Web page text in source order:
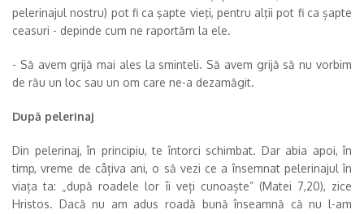
pelerinajul nostru) pot fi ca şapte vieţi, pentru alţii pot fi ca șapte
ceasuri - depinde cum ne raportăm la ele.
- Să avem grijă mai ales la sminteli. Să avem grijă să nu vorbim
de rău un loc sau un om care ne-a dezamăgit.
După pelerinaj
Din pelerinaj, în principiu, te întorci schimbat. Dar abia apoi, în
timp, vreme de câțiva ani, o să vezi ce a însemnat pelerinajul în
viața ta: „după roadele lor îi veți cunoaște” (Matei 7,20), zice
Hristos. Dacă nu am adus roadă bună înseamnă că nu l-am